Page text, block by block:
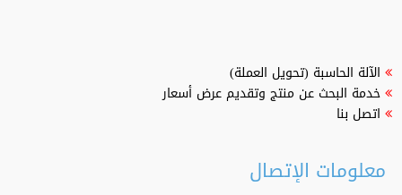
الآلة الحاسبة (تحويل العملة)
خدمة البحث عن منتج وتقديم عرض أسعار
اتصل بنا
معلومات الإتصال